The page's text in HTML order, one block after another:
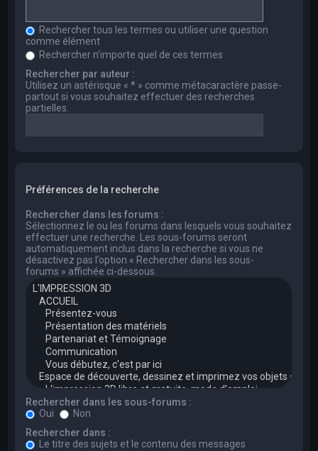
Rechercher tous les termes ou utiliser une question
comme élément
Rechercher n’importe quel de ces termes
Rechercher par auteur :
Utilisez un astérisque « * » comme métacaractère passe-
partout si vous souhaitez effectuer des recherches
partielles.
Préférences de la recherche
Rechercher dans les forums :
Sélectionnez le ou les forums dans lesquels vous souhaitez
effectuer une recherche. Les sous-forums seront
automatiquement inclus dans la recherche si vous ne
désactivez pas l’option « Rechercher dans les sous-
forums » affichée ci-dessous.
Rechercher dans les sous-forums :
Oui
Non
Rechercher dans :
Le titre des sujets et le contenu des messages